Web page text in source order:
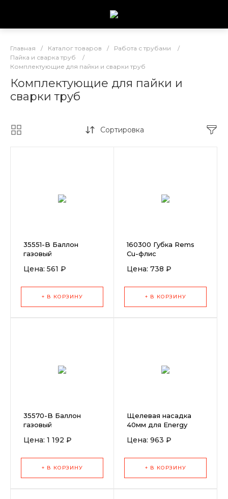
Главная / Каталог товаров / Работа с трубами
/
Пайка и сварка труб
/
Комплектующие для пайки и сварки труб
Комплектующие для пайки и
сварки труб
Сортировка
35551-B Баллон
газовый
Multigas 300
Цена: 561 ₽
+ В КОРЗИНУ
160300 Губка Rems
Cu-флис
Цена: 738 ₽
+ В КОРЗИНУ
35570-B Баллон
газовый
Maxigas (Максигаз)
Цена: 1 192 ₽
+ В КОРЗИНУ
Щелевая насадка
40мм для Energy
Цена: 963 ₽
+ В КОРЗИНУ